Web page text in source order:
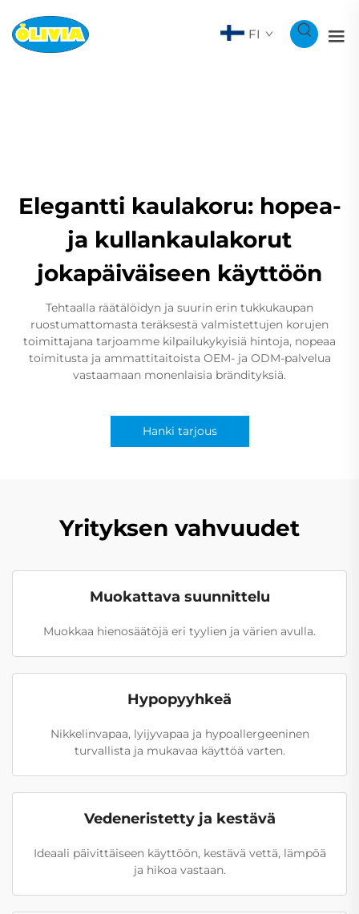
FI
Elegantti kaulakoru: hopea-
ja kullankaulakorut
jokapäiväiseen käyttöön
Tehtaalla räätälöidyn ja suurin erin tukkukaupan
ruostumattomasta teräksestä valmistettujen korujen
toimittajana tarjoamme kilpailukykyisiä hintoja, nopeaa
toimitusta ja ammattitaitoista OEM- ja ODM-palvelua
vastaamaan monenlaisia brändityksiä.
Hanki tarjous
Yrityksen vahvuudet
Muokattava suunnittelu
Muokkaa hienosäätöjä eri tyylien ja värien avulla.
Hypopyyhkeä
Nikkelinvapaa, lyijyvapaa ja hypoallergeeninen
turvallista ja mukavaa käyttöä varten.
Vedeneristetty ja kestävä
Ideaali päivittäiseen käyttöön, kestävä vettä, lämpöä
ja hikoa vastaan.